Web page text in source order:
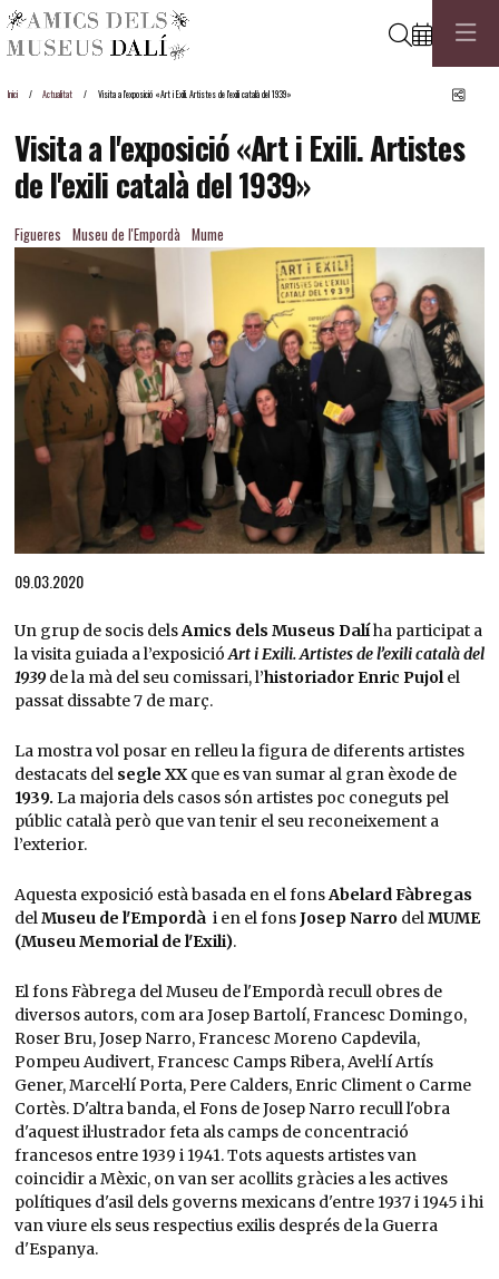
Cerca
Inici Actualitat Visita a l'exposició «Art i Exili. Artistes de l'exili català del 1939»
Visita a l'exposició «Art i Exili. Artistes
de l'exili català del 1939»
Figueres Museu de l'Empordà Mume
09.03.2020
Un grup de socis delsAmics dels Museus Dalíha participat a
la visita guiada a l’exposicióArt i Exili. Artistes de l’exili català del
1939 de la mà del seu comissari, l’historiador Enric Pujolel
passat dissabte 7 de març.
La mostra vol posar en relleu la figura de diferents artistes
destacats del segle XX que es van sumar al gran èxode de
1939. La majoria dels casos són artistes poc coneguts pel
públic català però que van tenir el seu reconeixement a
l’exterior.
Aquesta exposició està basada en el fonsAbelard Fàbregas
delMuseu de l'Empordài en el fonsJosep Narro delMUME
(Museu Memorial de l'Exili).
El fons Fàbrega del Museu de l'Empordà recull obres de
diversos autors, com ara Josep Bartolí, Francesc Domingo,
Roser Bru, Josep Narro, Francesc Moreno Capdevila,
Pompeu Audivert, Francesc Camps Ribera, Avel·lí Artís
Gener, Marcel·lí Porta, Pere Calders, Enric Climent o Carme
Cortès. D'altra banda, el Fons de Josep Narro recull l'obra
d'aquest il·lustrador feta als camps de concentració
francesos entre 1939 i 1941. Tots aquests artistes van
coincidir a Mèxic, on van ser acollits gràcies a les actives
polítiques d'asil dels governs mexicans d'entre 1937 i 1945 i hi
van viure els seus respectius exilis després de la Guerra
d'Espanya.